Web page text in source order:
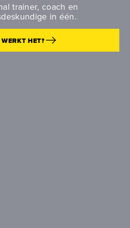
trainer, coach en
in één.
HET?